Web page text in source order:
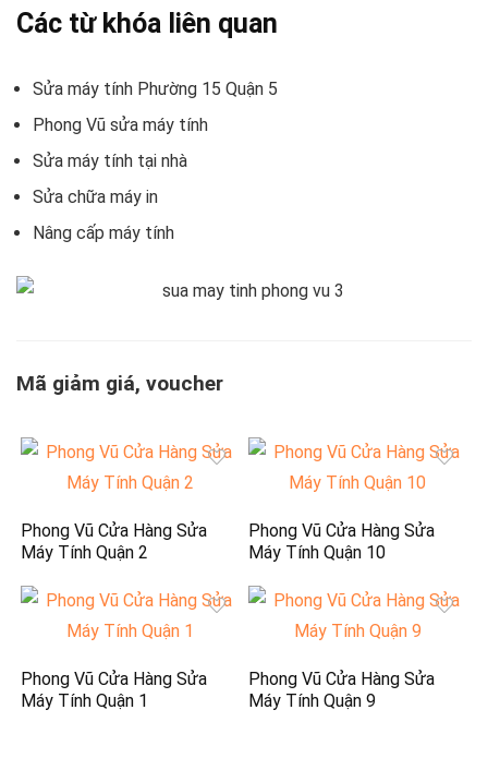
Các từ khóa liên quan
Sửa máy tính Phường 15 Quận 5
Phong Vũ sửa máy tính
Sửa máy tính tại nhà
Sửa chữa máy in
Nâng cấp máy tính
Mã giảm giá, voucher
Phong Vũ Cửa Hàng Sửa
Máy Tính Quận 2
Phong Vũ Cửa Hàng Sửa
Máy Tính Quận 10
Phong Vũ Cửa Hàng Sửa
Máy Tính Quận 1
Phong Vũ Cửa Hàng Sửa
Máy Tính Quận 9